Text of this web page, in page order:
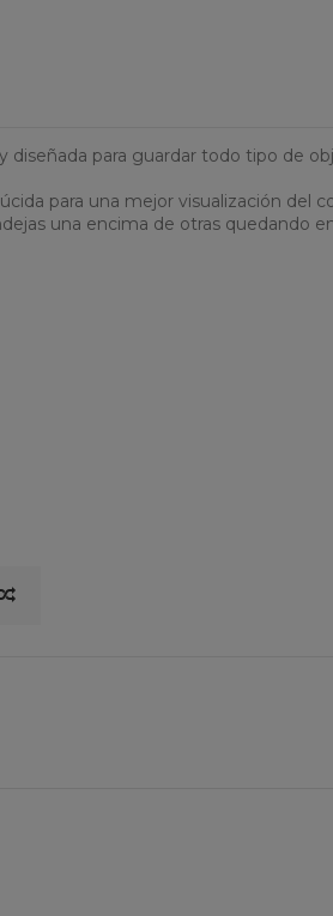
diseñada para guardar todo tipo de
para una mejor visualización del
una encima de otras quedando